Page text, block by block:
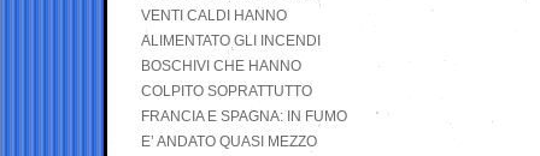
VENTI CALDI HANNO
ALIMENTATO GLI INCENDI
BOSCHIVI CHE HANNO
COLPITO SOPRATTUTTO
FRANCIA E SPAGNA: IN FUMO
E’ ANDATO QUASI MEZZO